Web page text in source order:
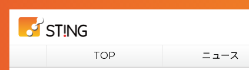
TOP ニュース